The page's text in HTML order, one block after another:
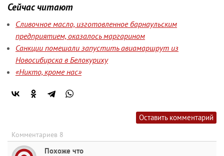
Сейчас читают
Сливочное масло, изготовленное барнаульским
предприятием, оказалось маргарином
Санкции помешали запустить авиамаршрут из
Новосибирска в Белокуриху
«Никто, кроме нас»
Оставить комментарий
Комментариев 8
Похоже что